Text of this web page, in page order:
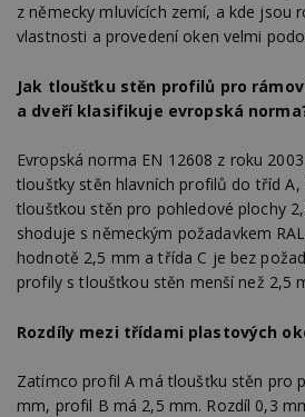
z německy mluvících zemí, a kde jsou
vlastnosti a provedení oken velmi
Jak tloušťku stěn profilů pro
a dveří klasifikuje evropská
Evropská norma EN 12608 z roku
tloušťky stěn hlavních profilů do tříd A,
tloušťkou stěn pro pohledové plochy
shoduje s německým požadavkem
hodnotě 2,5 mm a třída C je bez
profily s tloušťkou stěn menší než 2,5
Rozdíly mezi třídami plastových
Zatímco profil A má tloušťku stěn pro
mm, profil B má 2,5 mm. Rozdíl 0,3